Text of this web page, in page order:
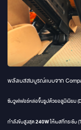
พลังเบสสมบูรณ์เเบบจาก
ซับวูฟเฟอร์หล่อขึ้นรูปด้วยอลูมิเนียม
กำลังขับสูงสุด240Wให้เบสที่กระชับ